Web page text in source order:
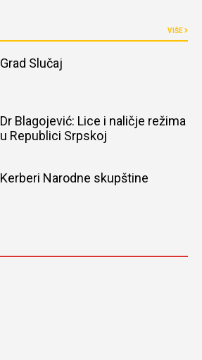
VIŠE
Grad Slučaj
Dr Blagojević: Lice i naličje režima
u Republici Srpskoj
Kerberi Narodne skupštine